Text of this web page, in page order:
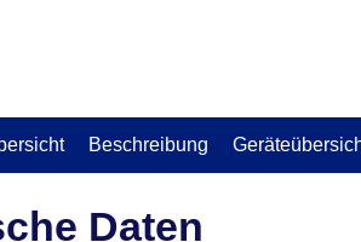
Beschreibung
Daten